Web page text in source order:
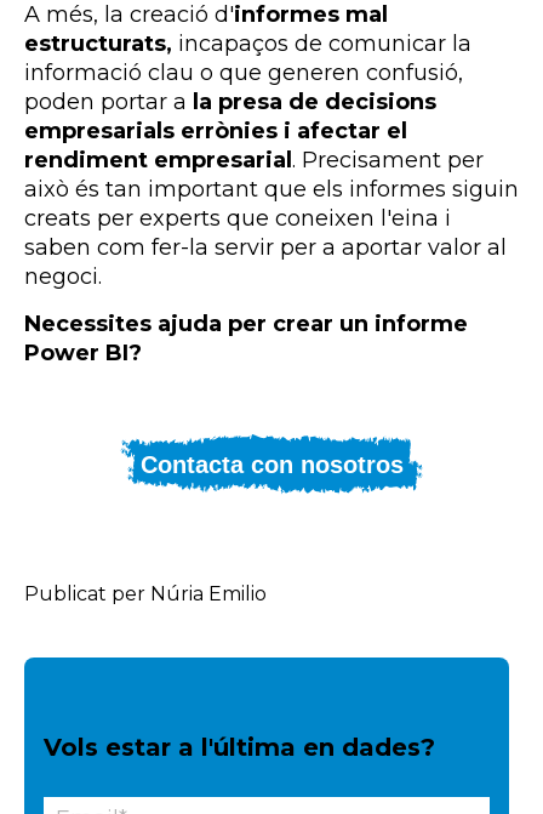
A més, la creació d'informes mal
estructurats, incapaços de comunicar la
informació clau o que generen confusió,
poden portar a la presa de decisions
empresarials errònies i afectar el
rendiment empresarial . Precisament per
això és tan important que els informes siguin
creats per experts que coneixen l'eina i
saben com fer-la servir per a aportar valor al
negoci.
Necessites ajuda per crear un informe
Power BI?
Contacta con nosotros
Publicat per Núria Emilio
Vols estar a l'última en dades?